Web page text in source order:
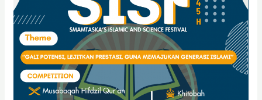
FESTIVAL
1445H
(SISF
1445H)